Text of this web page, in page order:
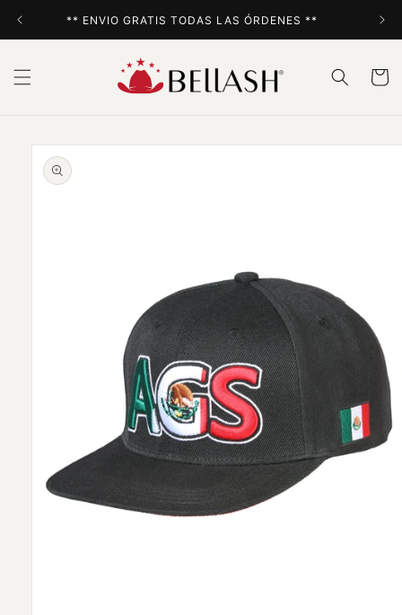
directamente
al contenido
** ENVIO GRATIS TODAS LAS ÓRDENES **
Carrito
directamente
información